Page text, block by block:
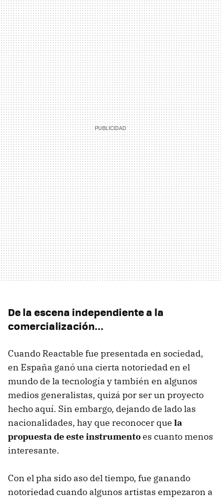
De la escena independiente a la
comercialización...
Cuando Reactable fue presentada en sociedad,
en España ganó una cierta notoriedad en el
mundo de la tecnología y también en algunos
medios generalistas, quizá por ser un proyecto
hecho aquí. Sin embargo, dejando de lado las
nacionalidades, hay que reconocer que la
propuesta de este instrumentoes cuanto menos
interesante.
Con el pha sido aso del tiempo, fue ganando
notoriedad cuando algunos artistas empezaron a